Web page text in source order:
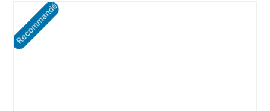
Recommandé